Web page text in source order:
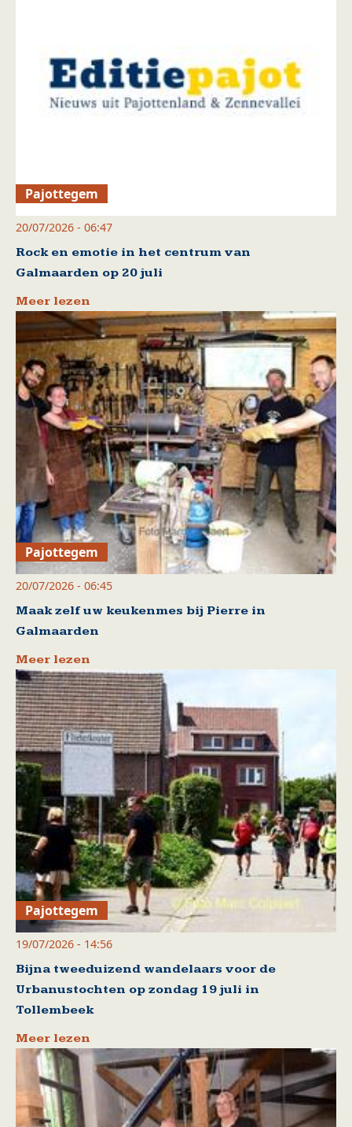
Pajottegem
20/07/2026 - 06:47
Rock en emotie in het centrum van
Galmaarden op 20 juli
Meer lezen
Pajottegem
20/07/2026 - 06:45
Maak zelf uw keukenmes bij Pierre in
Galmaarden
Meer lezen
Pajottegem
19/07/2026 - 14:56
Bijna tweeduizend wandelaars voor de
Urbanustochten op zondag 19 juli in
Tollembeek
Meer lezen